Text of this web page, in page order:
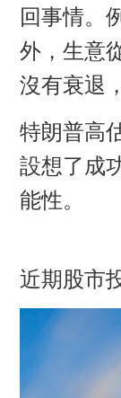
回事情。
外 ，生意
沒有衰退
特朗普高
設想了成
能性。
近期股市